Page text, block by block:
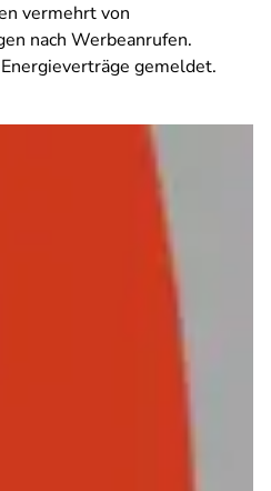
vermehrt von
nach Werbeanrufen.
gemeldet.